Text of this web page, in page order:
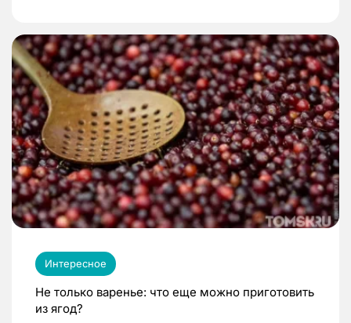
Интересное
Не только варенье: что еще можно приготовить
из ягод?